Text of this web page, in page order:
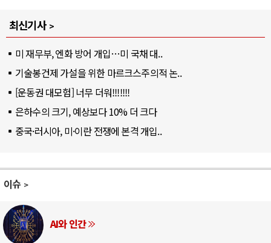
최신기사
미 재무부, 엔화 방어 개입…미 국채 대..
기술봉건제 가설을 위한 마르크스주의적 논..
[운동권 대모험] 너무 더워!!!!!!!
은하수의 크기, 예상보다 10% 더 크다
중국·러시아, 미·이란 전쟁에 본격 개입..
이슈
AI와 인간